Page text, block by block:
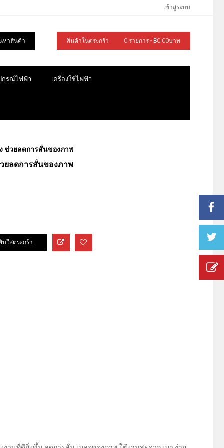
เข้าสู่ระบบ
หาสินค้า สินค้าในตระกร้า 0 รายการ - ฿0.00บาท
กรณ์ไฟฟ้า เครื่องใช้ไฟฟ้า
ช่วยลดการสั่นของภาพ
วยลดการสั่นของภาพ